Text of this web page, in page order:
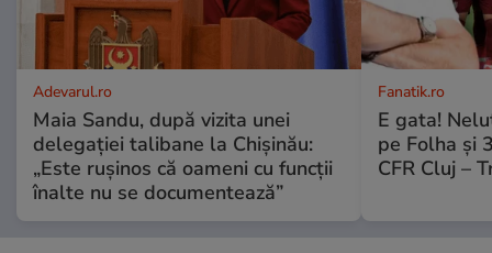
Adevarul.ro
Maia Sandu, după vizita unei
delegației talibane la Chișinău:
„Este rușinos că oameni cu funcții
înalte nu se documentează”
Fanatik.ro
E gata!
pe Folha și
CFR Cluj –